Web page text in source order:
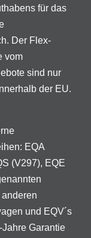
für das
Der Flex-
vom
sind nur
der EU.
EQA
(V297), EQE
und EQV´s
Garantie